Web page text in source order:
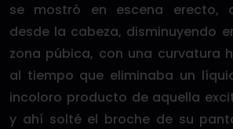
se mostró en escena erecto,
desde la cabeza, disminuyendo
zona púbica, con una curvatura
al tiempo que eliminaba un
incoloro producto de aquella
y ahí solté el broche de su